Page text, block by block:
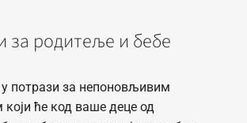
за родитеље и бебе
у потрази за непоновљивим
ће код ваше деце од